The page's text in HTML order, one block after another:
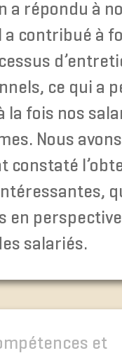
a répondu à
a contribué à
ce qui a
la fois nos
Nous avons
constaté
en
salariés.
et